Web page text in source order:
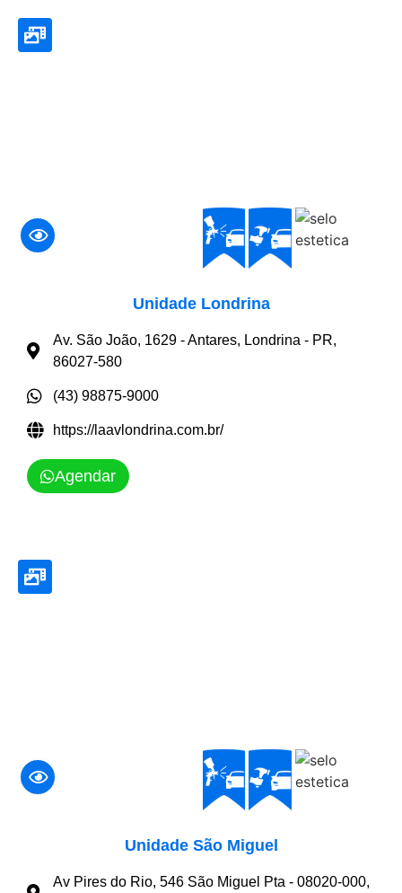
Unidade Londrina
Av. São João, 1629 - Antares, Londrina - PR,
86027-580
(43) 98875-9000
https://laavlondrina.com.br/
Agendar
Unidade São Miguel
Av Pires do Rio, 546 São Miguel Pta - 08020-000,